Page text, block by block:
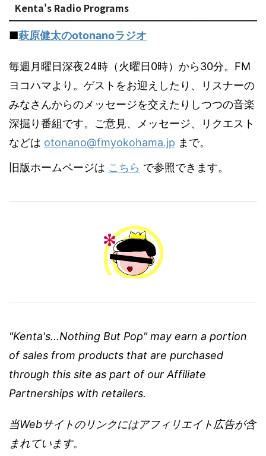
Kenta's Radio Programs
■萩原健太のotonanoラジオ
毎週月曜日深夜24時（火曜日0時）から30分。FM
ヨコハマより。ゲストをお迎えしたり、リスナーの
みなさんからのメッセージを交えたりしつつの音楽
深掘り番組です。ご意見、メッセージ、リクエスト
などは otonano@fmyokohama.jp まで。
旧版ホームページは こちら で参照できます。
"Kenta's...Nothing But Pop" may earn a portion
of sales from products that are purchased
through this site as part of our Affiliate
Partnerships with retailers.
当Webサイトのリンクにはアフィリエイト広告が含
まれています。